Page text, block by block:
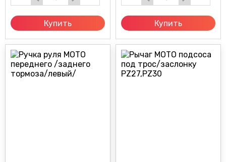
Купить Купить